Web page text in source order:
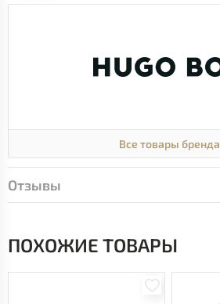
Все товары бренда
Отзывы
ПОХОЖИЕ ТОВАРЫ